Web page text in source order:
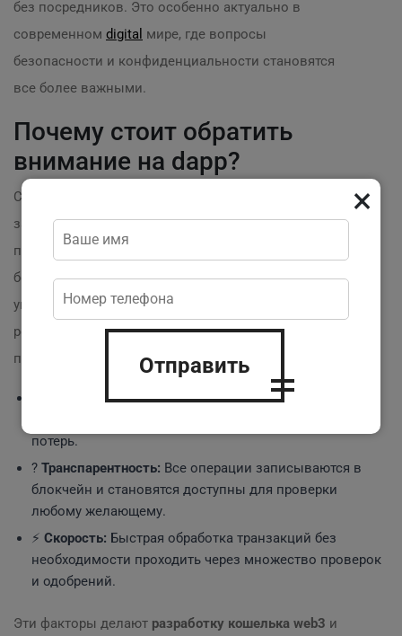
без посредников. Это особенно актуально в
современном digital мире, где вопросы
безопасности и конфиденциальности становятся
все более важными.
Почему стоит обратить
внимание на dapp?
Согласно недавнему исследованию, 70% клиентов
заявляют, что предпочли бы пользоваться
приложениями, которые гарантируют им
безопасность и предоставляют возможность
управлять своими данными.
решает эту проблему, обеспечивая защиту и
прозрачность.
Безопасность:Шифрование данных и четкая
потерь.
? Транспарентность: Все операции записываются в
блокчейн и становятся доступны для проверки
любому желающему.
⚡ Скорость: Быстрая обработка транзакций без
необходимости проходить через множество проверок
и одобрений.
Эти факторы делают разработку кошелька web3 и
×
Отправить